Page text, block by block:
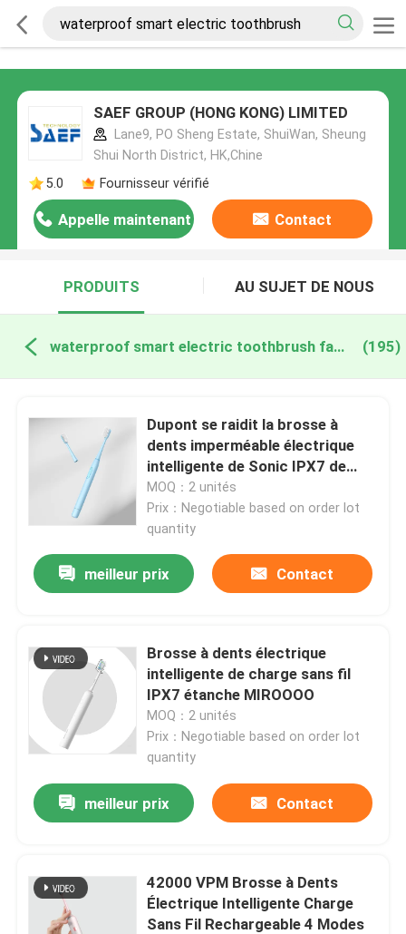
SAEF GROUP (HONG KONG) LIMITED
Lane9, PO Sheng Estate, ShuiWan, Sheung
Shui North District, HK,Chine
5.0
Fournisseur vérifié
Appelle maintenant Contact
PRODUITS AU SUJET DE NOUS
waterproof smart electric toothbrush fabrication en ligne (195)
Dupont se raidit la brosse à
dents imperméable électrique
intelligente de Sonic IPX7 de
brosse à dents
MOQ：2 unités
Prix：Negotiable based on order lot
quantity
meilleur prix Contact
Brosse à dents électrique
intelligente de charge sans fil
IPX7 étanche MIROOOO
MOQ：2 unités
Prix：Negotiable based on order lot
quantity
meilleur prix Contact
42000 VPM Brosse à Dents
Électrique Intelligente Charge
Sans Fil Rechargeable 4 Modes